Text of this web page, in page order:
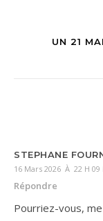
UN 21
STEPHANE
16 Mars 2026 À 22 H 09
Répondre
Pourriez-vous,